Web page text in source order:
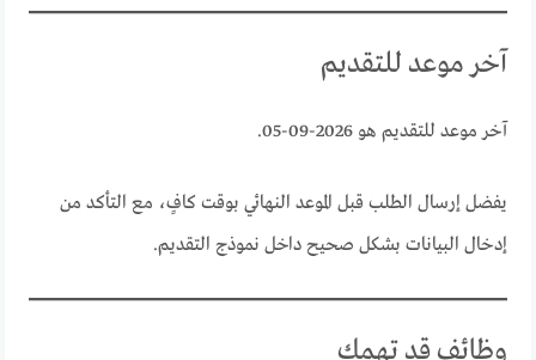
آخر موعد للتقديم
آخر موعد للتقديم هو 2026-09-05.
يفضل إرسال الطلب قبل الموعد النهائي بوقت كافٍ، مع التأكد من
إدخال البيانات بشكل صحيح داخل نموذج التقديم.
وظائف قد تهمك